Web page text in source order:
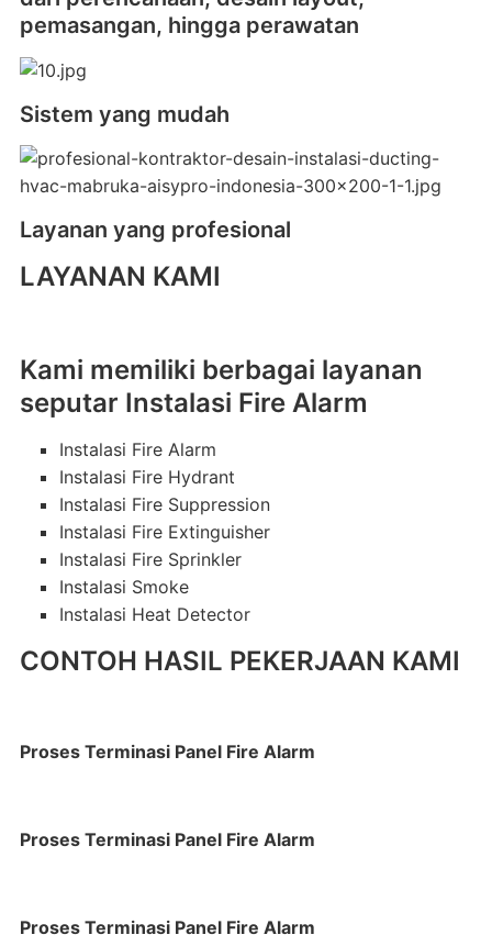
pemasangan, hingga perawatan
Sistem yang mudah
Layanan yang profesional
LAYANAN KAMI
Kami memiliki berbagai layanan
seputar Instalasi Fire Alarm
Instalasi Fire Alarm
Instalasi Fire Hydrant
Instalasi Fire Suppression
Instalasi Fire Extinguisher
Instalasi Fire Sprinkler
Instalasi Smoke
Instalasi Heat Detector
CONTOH HASIL PEKERJAAN KAMI
Proses Terminasi Panel Fire Alarm
Proses Terminasi Panel Fire Alarm
Proses Terminasi Panel Fire Alarm